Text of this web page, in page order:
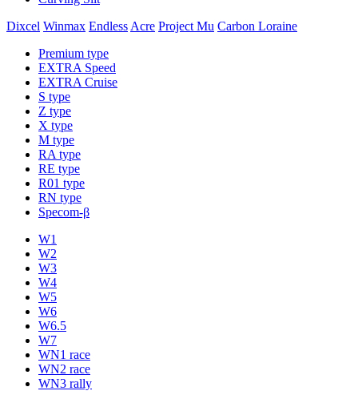
Dixcel Winmax Endless Acre Project Mu Carbon Loraine
Premium type
EXTRA Speed
EXTRA Cruise
S type
Z type
X type
M type
RA type
RE type
R01 type
RN type
Specom-β
W1
W2
W3
W4
W5
W6
W6.5
W7
WN1 race
WN2 race
WN3 rally